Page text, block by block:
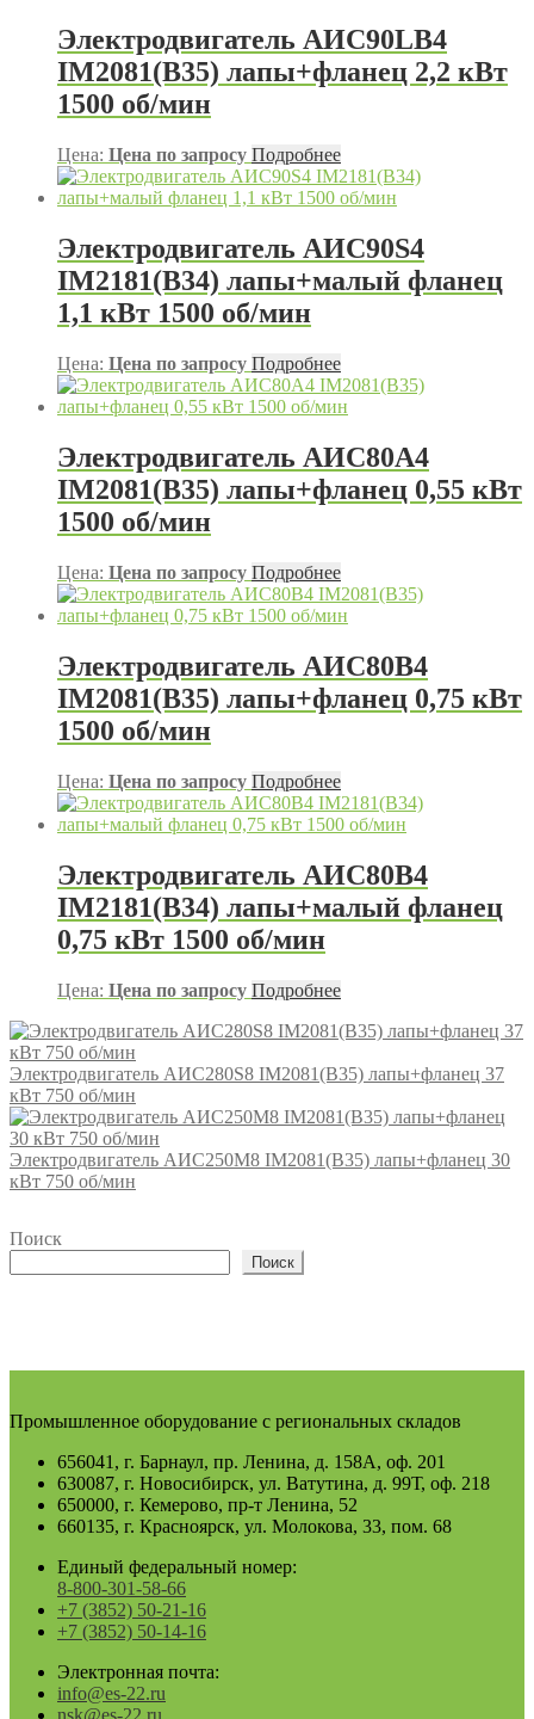
Электродвигатель АИС90LB4
IM2081(B35) лапы+фланец 2,2 кВт
1500 об/мин
Цена: Цена по запросу Подробнее
Электродвигатель АИС90S4
IM2181(B34) лапы+малый фланец
1,1 кВт 1500 об/мин
Цена: Цена по запросу Подробнее
Электродвигатель АИС80А4
IM2081(B35) лапы+фланец 0,55 кВт
1500 об/мин
Цена: Цена по запросу Подробнее
Электродвигатель АИС80В4
IM2081(B35) лапы+фланец 0,75 кВт
1500 об/мин
Цена: Цена по запросу Подробнее
Электродвигатель АИС80В4
IM2181(B34) лапы+малый фланец
0,75 кВт 1500 об/мин
Цена: Цена по запросу Подробнее
Электродвигатель АИС280S8 IM2081(B35) лапы+фланец 37
кВт 750 об/мин
Электродвигатель АИС250М8 IM2081(B35) лапы+фланец 30
кВт 750 об/мин
Поиск
Поиск
Промышленное оборудование с региональных складов
656041, г. Барнаул, пр. Ленина, д. 158А, оф. 201
630087, г. Новосибирск, ул. Ватутина, д. 99Т, оф. 218
650000, г. Кемерово, пр-т Ленина, 52
660135, г. Красноярск, ул. Молокова, 33, пом. 68
Единый федеральный номер:
8-800-301-58-66
+7 (3852) 50-21-16
+7 (3852) 50-14-16
Электронная почта:
info@es-22.ru
nsk@es-22.ru